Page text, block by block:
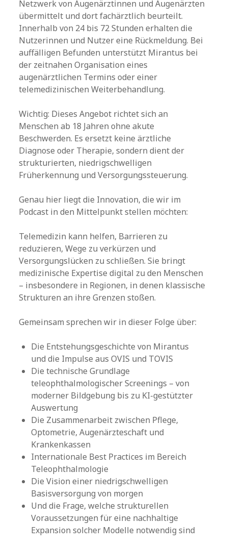
Netzwerk von Augenärztinnen und Augenärzten
übermittelt und dort fachärztlich beurteilt.
Innerhalb von 24 bis 72 Stunden erhalten die
Nutzerinnen und Nutzer eine Rückmeldung. Bei
auffälligen Befunden unterstützt Mirantus bei
der zeitnahen Organisation eines
augenärztlichen Termins oder einer
telemedizinischen Weiterbehandlung.
Wichtig: Dieses Angebot richtet sich an
Menschen ab 18 Jahren ohne akute
Beschwerden. Es ersetzt keine ärztliche
Diagnose oder Therapie, sondern dient der
strukturierten, niedrigschwelligen
Früherkennung und Versorgungssteuerung.
Genau hier liegt die Innovation, die wir im
Podcast in den Mittelpunkt stellen möchten:
Telemedizin kann helfen, Barrieren zu
reduzieren, Wege zu verkürzen und
Versorgungslücken zu schließen. Sie bringt
medizinische Expertise digital zu den Menschen
– insbesondere in Regionen, in denen klassische
Strukturen an ihre Grenzen stoßen.
Gemeinsam sprechen wir in dieser Folge über:
Die Entstehungsgeschichte von Mirantus
und die Impulse aus OVIS und TOVIS
Die technische Grundlage
teleophthalmologischer Screenings – von
moderner Bildgebung bis zu KI-gestützter
Auswertung
Die Zusammenarbeit zwischen Pflege,
Optometrie, Augenärzteschaft und
Krankenkassen
Internationale Best Practices im Bereich
Teleophthalmologie
Die Vision einer niedrigschwelligen
Basisversorgung von morgen
Und die Frage, welche strukturellen
Voraussetzungen für eine nachhaltige
Expansion solcher Modelle notwendig sind